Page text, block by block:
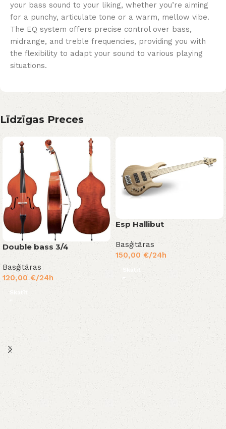
your bass sound to your liking, whether you’re aiming
for a punchy, articulate tone or a warm, mellow vibe.
The EQ system offers precise control over bass,
midrange, and treble frequencies, providing you with
the flexibility to adapt your sound to various playing
situations.
Līdzīgas Preces
Double bass 3/4
Basģitāras
120,00 €/24h
Skatīt
Esp Hallibut
Basģitāras
150,00 €/24h